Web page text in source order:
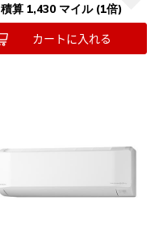
積算 1,430 マイル (1倍)
カートに入れる